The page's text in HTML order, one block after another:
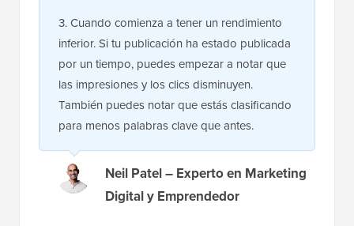
3. Cuando comienza a tener un rendimiento
inferior. Si tu publicación ha estado publicada
por un tiempo, puedes empezar a notar que
las impresiones y los clics disminuyen.
También puedes notar que estás clasificando
para menos palabras clave que antes.
Neil Patel – Experto en Marketing
Digital y Emprendedor